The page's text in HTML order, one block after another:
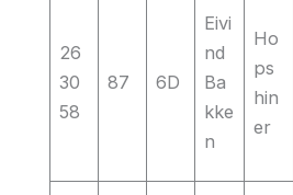
26
30
58
87 6D
Eivi
nd
Ba
kke
n
Ho
ps
hin
er